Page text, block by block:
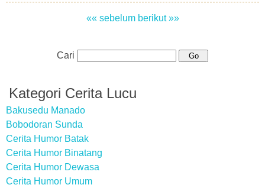
«« sebelum berikut »»
Cari
Kategori Cerita Lucu
Bakusedu Manado
Bobodoran Sunda
Cerita Humor Batak
Cerita Humor Binatang
Cerita Humor Dewasa
Cerita Humor Umum